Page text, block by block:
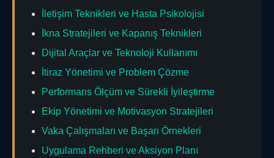
İletişim Teknikleri ve Hasta Psikolojisi
İkna Stratejileri ve Kapanış Teknikleri
Dijital Araçlar ve Teknoloji Kullanımı
İtiraz Yönetimi ve Problem Çözme
Performans Ölçüm ve Sürekli İyileştirme
Ekip Yönetimi ve Motivasyon Stratejileri
Vaka Çalışmaları ve Başarı Örnekleri
Uygulama Rehberi ve Aksiyon Planı